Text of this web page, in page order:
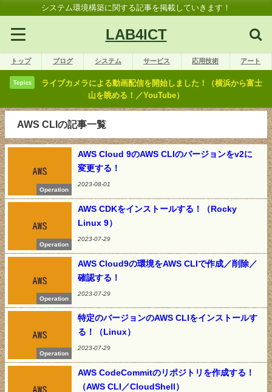
システム環境構築に関する記事を掲載していきます！
LAB4ICT
トップ ブログ システム サービス 応用技術 アート
Topics
ライブカメラによる動画配信を開始しました！（横浜から富士
山を眺める！／YouTube）
AWS CLIの記事一覧
Operation
AWS Cloud 9のAWS CLIのバージョンをv2に
変更する！
2023-08-01
Operation
AWS CDKをインストールする！（Rocky
Linux 9）
2023-07-29
Operation
AWS Cloud9の環境をAWS CLIで作成／削除／
確認する！
2023-07-29
Operation
特定のバージョンのAWS CLIをインストールす
る！（Linux）
2023-07-29
AWS CodeCommitのリポジトリを作成する！
（AWS CLI／CloudShell）